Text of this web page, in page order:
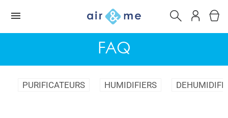
FAQ
PURIFICATEURS HUMIDIFIERS